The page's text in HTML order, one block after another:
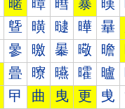
暱 暲 暳 暴 暵
曁 曂 曃 曄 曅
曑 曒 曓 曔 曕
曡 曢 曣 曤 曥
曱 曲 曳 更 曵